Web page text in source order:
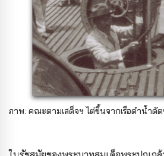
ภาพ: คณะตามเสด็จฯ ไต่ขึ้นจากเรือดำน้ำดั